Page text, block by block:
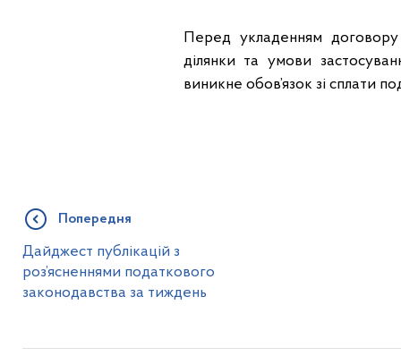
Перед укладенням
ділянки та умови
виникне обов’язок зі сплати
Попередня
Дайджест публікацій з
роз’ясненнями податкового
законодавства за тиждень